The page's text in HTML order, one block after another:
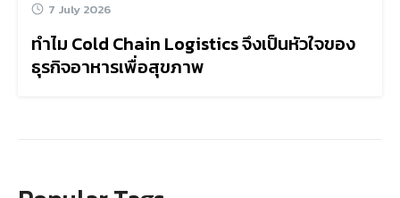
7 July 2026
ทำไม Cold Chain Logistics จึงเป็นหัวใจของ
ธุรกิจอาหารเพื่อสุขภาพ